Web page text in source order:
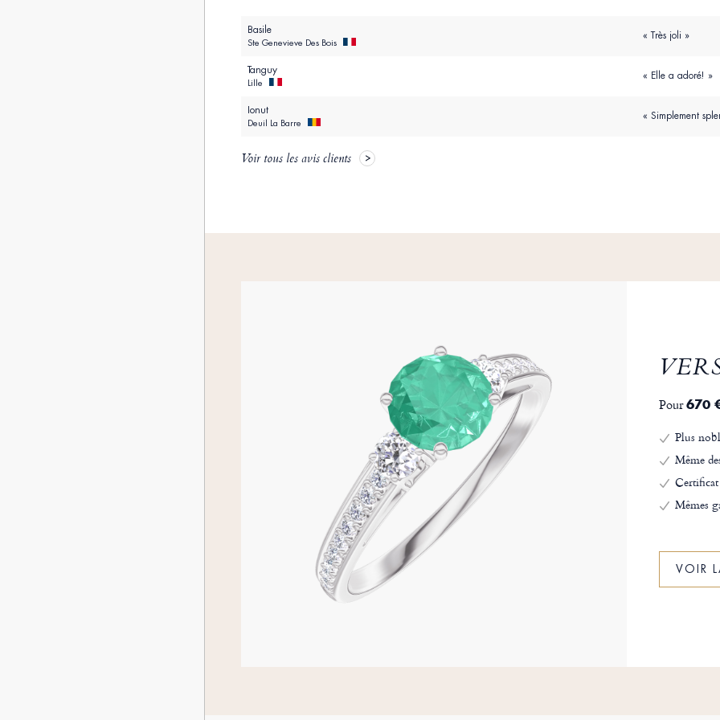
Basile
Ste Genevieve Des Bois
« Très joli »
Tanguy
Lille
« Elle a adoré! »
Ionut
Deuil La Barre
« Simplement
Voir tous les avis clients
Pour670
Plus
Même
Mêmes
VOIR